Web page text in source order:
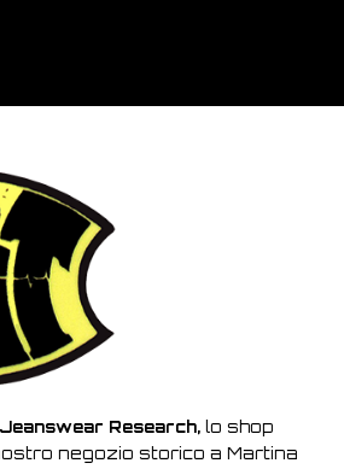
Research, lo shop
negozio storico a Martina